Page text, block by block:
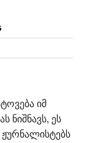
იმ
ნიშნავს, ეს
ჟურნალისტებს